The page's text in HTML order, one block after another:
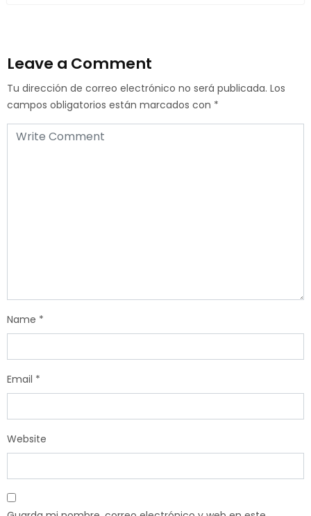
Leave a Comment
Tu dirección de correo electrónico no será publicada. Los
campos obligatorios están marcados con *
Name *
Email *
Website